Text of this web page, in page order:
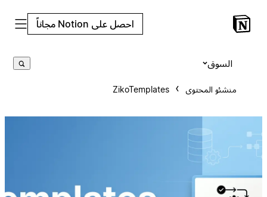
احصل على Notion مجاناً
منشئو المحتوى ZikoTemplates